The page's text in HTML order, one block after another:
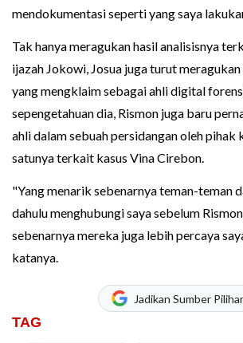
mendokumentasi seperti yang saya
Tak hanya meragukan hasil analisisnya
ijazah Jokowi, Josua juga turut
yang mengklaim sebagai ahli digital
sepengetahuan dia, Rismon juga baru
ahli dalam sebuah persidangan oleh pihak
satunya terkait kasus Vina Cirebon.
"Yang menarik sebenarnya teman-teman
dahulu menghubungi saya sebelum
sebenarnya mereka juga lebih percaya
katanya.
Jadikan Sumber
TAG